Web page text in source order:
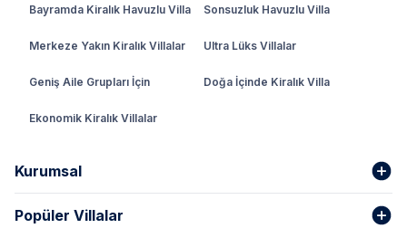
Bayramda Kiralık Havuzlu Villa Sonsuzluk Havuzlu Villa
Merkeze Yakın Kiralık Villalar Ultra Lüks Villalar
Geniş Aile Grupları İçin Doğa İçinde Kiralık Villa
Ekonomik Kiralık Villalar
Kurumsal
Hakkımızda
Popüler Villalar